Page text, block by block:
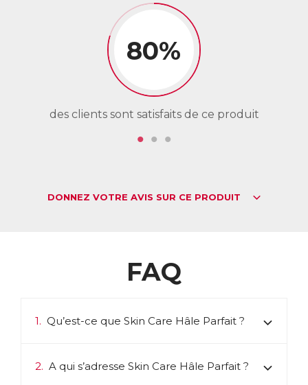
80%
des clients sont satisfaits de ce produit
DONNEZ VOTRE AVIS SUR CE PRODUIT
FAQ
1. Qu’est-ce que Skin Care Hâle Parfait ?
2. A qui s’adresse Skin Care Hâle Parfait ?